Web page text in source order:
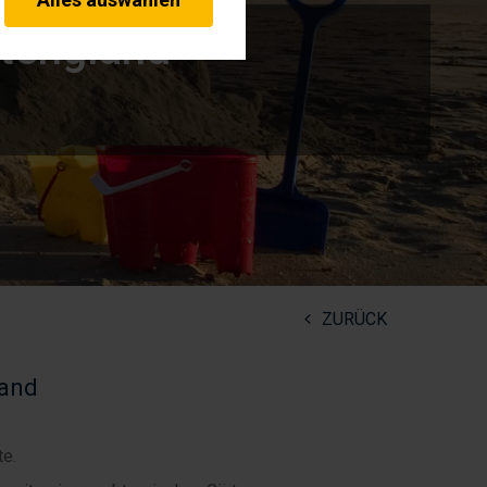
ZURÜCK
eingeloggt bleiben
Website umgehen.
Services akzeptiert